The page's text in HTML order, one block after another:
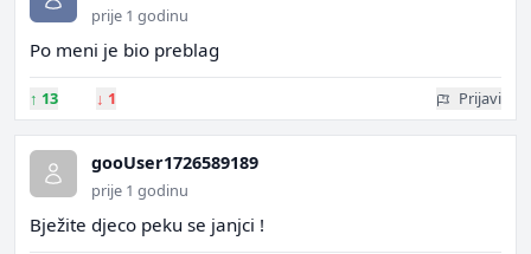
prije 1 godinu
Po meni je bio preblag
↑ 13 ↓ 1 Prijavi
gooUser1726589189
prije 1 godinu
Bježite djeco peku se janjci !